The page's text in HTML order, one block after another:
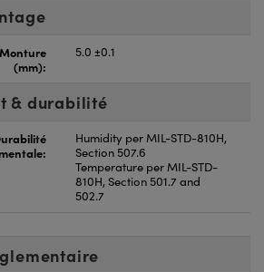
(mm):
5.0 ±0.1
& durabilité
Humidity per MIL-STD-810H,
Section 507.6
Temperature per MIL-STD-
810H, Section 501.7 and
502.7